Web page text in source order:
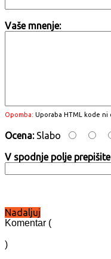
Vaše mnenje:
Opomba: Uporaba HTML kode ni
Ocena: Slabo
V spodnje polje
Nadaljuj
Komentar (
)